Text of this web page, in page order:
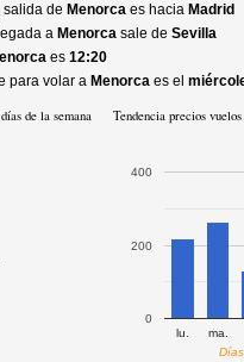
salida de Menorcaes hacia Madrid
a Menorcasale de Sevilla
es 12:20
para volar a Menorcaes el
de la semana Tendencia precios
lu. ma.
0
200
400